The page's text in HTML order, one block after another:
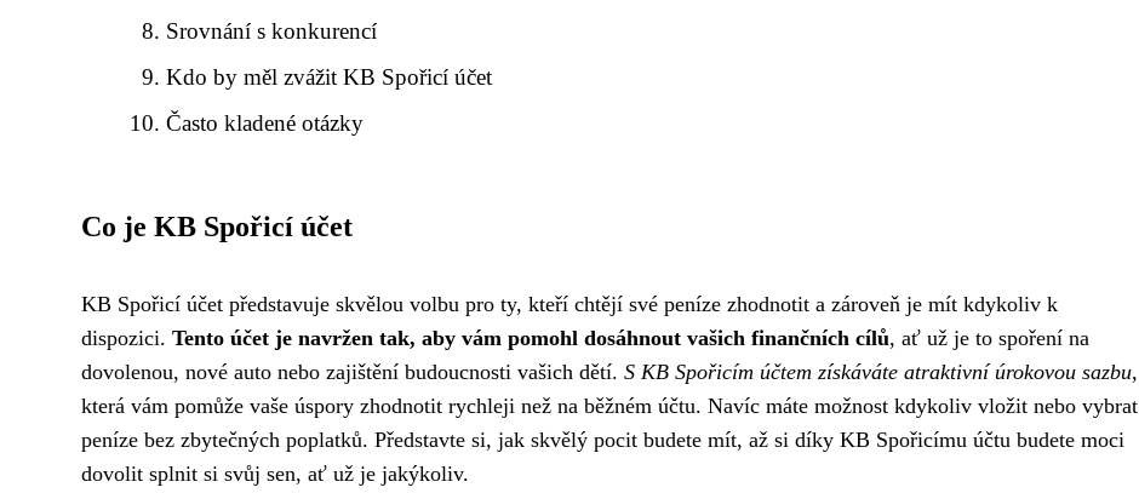
Srovnání s konkurencí
Kdo by měl zvážit KB Spořicí účet
Často kladené otázky
Co je KB Spořicí účet
KB Spořicí účet představuje skvělou volbu pro ty, kteří chtějí své peníze zhodnotit a zároveň je mít kdykoliv k
dispozici. Tento účet je navržen tak, aby vám pomohl dosáhnout vašich finančních cílů, ať už je to spoření na
dovolenou, nové auto nebo zajištění budoucnosti vašich dětí. S KB Spořicím účtem získáváte atraktivní úrokovou sazbu,
která vám pomůže vaše úspory zhodnotit rychleji než na běžném účtu. Navíc máte možnost kdykoliv vložit nebo vybrat
peníze bez zbytečných poplatků. Představte si, jak skvělý pocit budete mít, až si díky KB Spořicímu účtu budete moci
dovolit splnit si svůj sen, ať už je jakýkoliv.